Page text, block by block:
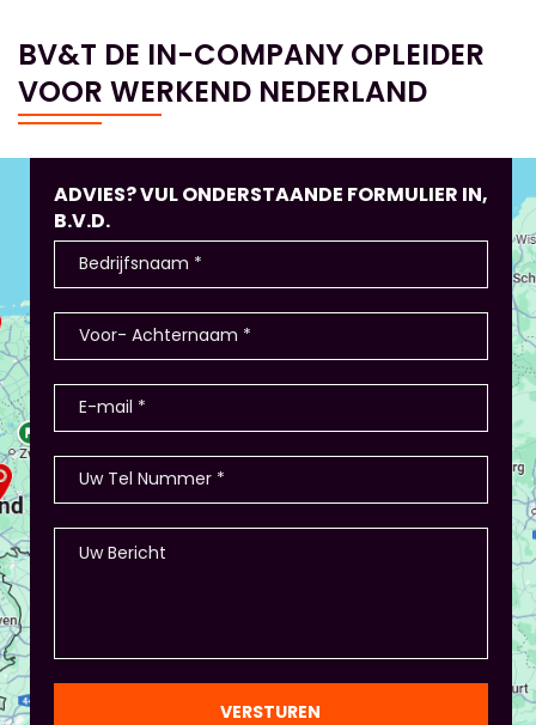
BV&T DE IN-COMPANY OPLEIDER
VOOR WERKEND NEDERLAND
ADVIES? VUL ONDERSTAANDE FORMULIER IN,
B.V.D.
VERSTUREN